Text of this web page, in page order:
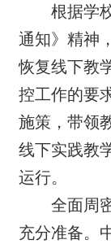
根据学
通知》精神
恢复线下教
控工作的要
施策，带领
线下实践教
运行。
全面周
充分准备。